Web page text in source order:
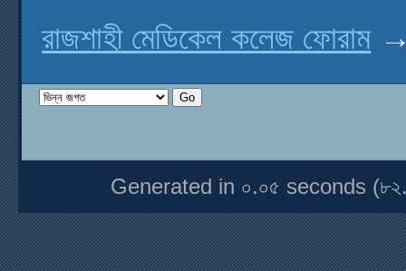
রাজশাহী মেডিকেল কলেজ ফোরাম
Generated in ০.০৫ seconds